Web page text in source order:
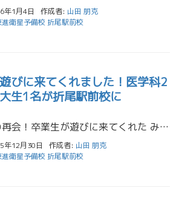
年1月4日 作成者: 山田 朋克
進衛星予備校 折尾駅前校
びに来てくれました！医学科2
生1名が折尾駅前校に
久しぶりの再会！卒業生が遊びに来てくれた みんな、こんにちは！折尾駅前校です。本日、とっても嬉しいことがありました。なんと、卒業生が3人も遊びに来てくれたんです！しかも、医学科に進んだ2名と神戸大学に通う1名という、頑張 […]
年12月30日 作成者: 山田 朋克
進衛星予備校 折尾駅前校